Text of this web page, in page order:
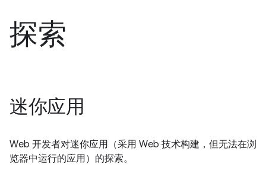
探索
迷你应用
Web 开发者对迷你应用（采用 Web 技术构建，但无法在浏
览器中运行的应用）的探索。